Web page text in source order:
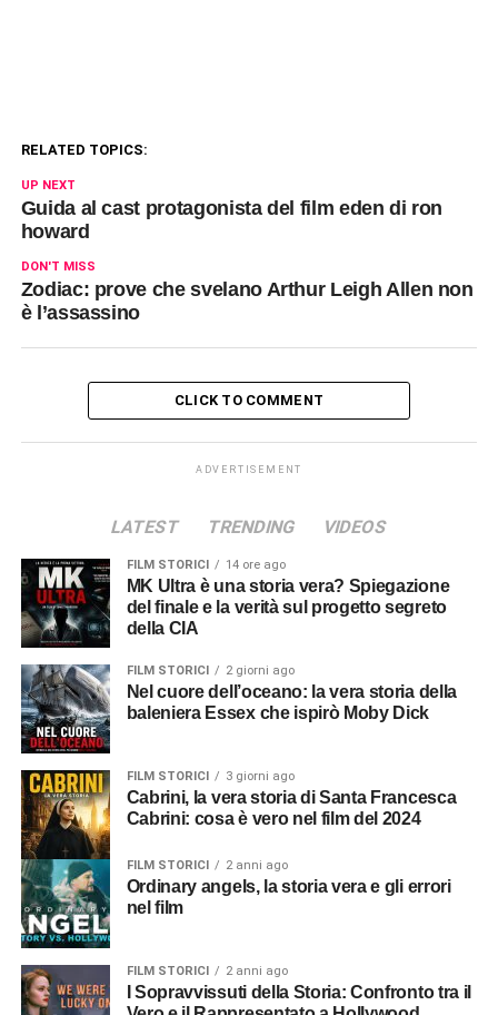
RELATED TOPICS:
UP NEXT
Guida al cast protagonista del film eden di ron
howard
DON'T MISS
Zodiac: prove che svelano Arthur Leigh Allen non
è l’assassino
CLICK TO COMMENT
ADVERTISEMENT
LATEST TRENDING VIDEOS
FILM STORICI 14 ore ago
MK Ultra è una storia vera? Spiegazione
del finale e la verità sul progetto segreto
della CIA
FILM STORICI 2 giorni ago
Nel cuore dell’oceano: la vera storia della
baleniera Essex che ispirò Moby Dick
FILM STORICI 3 giorni ago
Cabrini, la vera storia di Santa Francesca
Cabrini: cosa è vero nel film del 2024
FILM STORICI 2 anni ago
Ordinary angels, la storia vera e gli errori
nel film
FILM STORICI 2 anni ago